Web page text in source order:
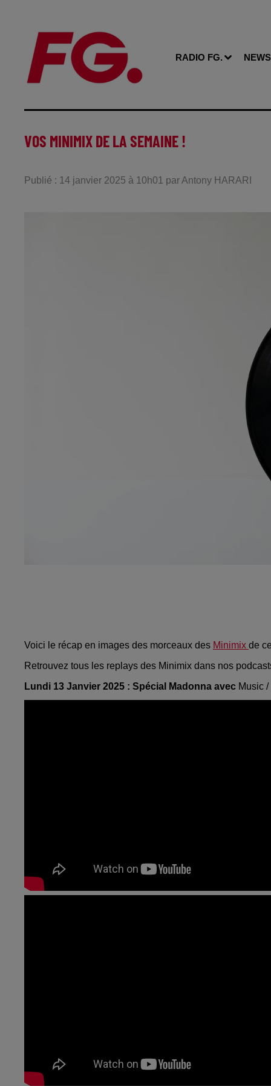
RADIO FG. NEWS
VOS MINIMIX DE LA SEMAINE !
Publié : 14 janvier 2025 à 10h01 par Antony HARARI
Voici le récap en images des morceaux des Minimix de
Retrouvez tous les replays des Minimix dans nos
Lundi 13 Janvier 2025 : Spécial Madonna avec Music